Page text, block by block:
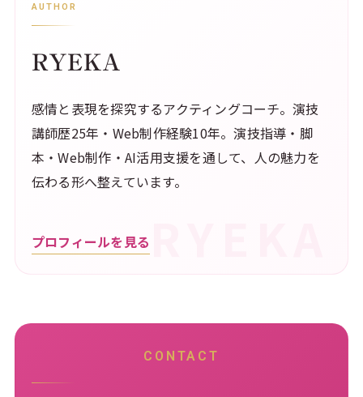
AUTHOR
RYEKA
感情と表現を探究するアクティングコーチ。演技
講師歴25年・Web制作経験10年。演技指導・脚
本・Web制作・AI活用支援を通して、人の魅力を
伝わる形へ整えています。
プロフィールを見る
CONTACT